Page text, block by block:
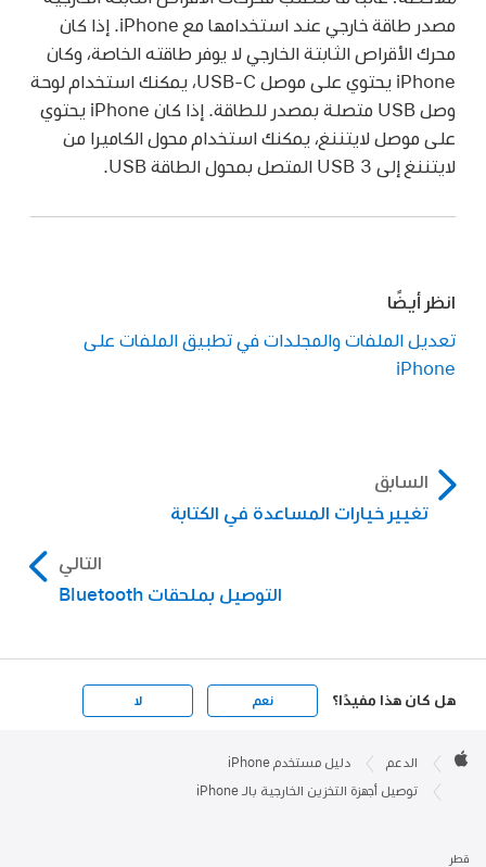
مصدر طاقة خارجي عند استخدامها مع iPhone. إذا كان
محرك الأقراص الثابتة الخارجي لا يوفر طاقته الخاصة، وكان
iPhone يحتوي على موصل USB-C، يمكنك استخدام لوحة
وصل USB متصلة بمصدر للطاقة. إذا كان iPhone يحتوي
على موصل لايتننغ، يمكنك استخدام محول الكاميرا من
لايتننغ إلى USB 3 المتصل بمحول الطاقة USB.
انظر أيضًا
تعديل الملفات والمجلدات في تطبيق الملفات على
iPhone
السابق
تغيير خيارات المساعدة في الكتابة
التالي
التوصيل بملحقات Bluetooth
هل كان هذا مفيدًا؟ نعم لا
Footer

الدعم دليل مستخدم iPhone
توصيل أجهزة التخزين الخارجية بالـ iPhone
قطر